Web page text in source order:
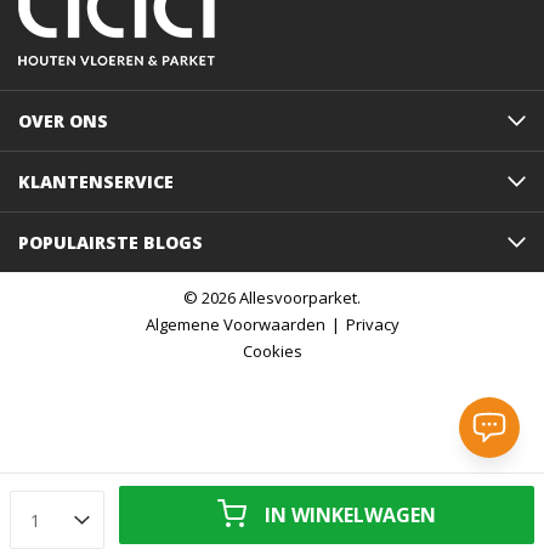
IN WINKELWAGEN
OVER ONS
KLANTENSERVICE
POPULAIRSTE BLOGS
© 2026 Allesvoorparket.
Algemene Voorwaarden
Privacy
Cookies